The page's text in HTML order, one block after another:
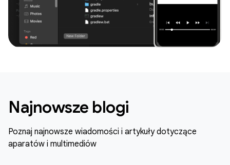
Najnowsze blogi
Poznaj najnowsze wiadomości i artykuły dotyczące
aparatów i multimediów